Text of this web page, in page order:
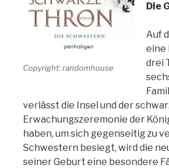
Copyright: randomhouse
Die
Auf
eine
drei
verlässt die Insel und der
Erwachungszeremonie der
haben, um sich gegenseitig zu
Schwestern besiegt, wird die
seiner Geburt eine besondere